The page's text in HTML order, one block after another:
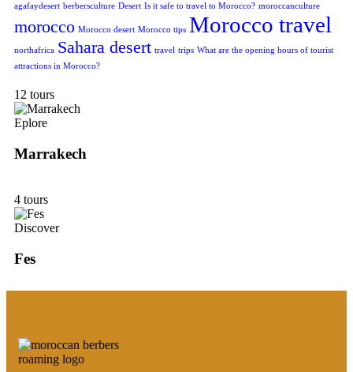
agafaydesert berbersculture Desert Is it safe to travel to Morocco? moroccanculture
morocco Morocco desert Morocco tips Morocco travel
northafrica Sahara desert travel trips What are the opening hours of tourist
attractions in Morocco?
12 tours
Eplore
Marrakech
4 tours
Discover
Fes